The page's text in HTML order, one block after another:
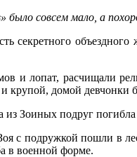
было совсем мало, а
секретного
и лопат, расчищали
крупой, домой девчонки
Зоиных подруг
с подружкой пошли в
в военной форме.